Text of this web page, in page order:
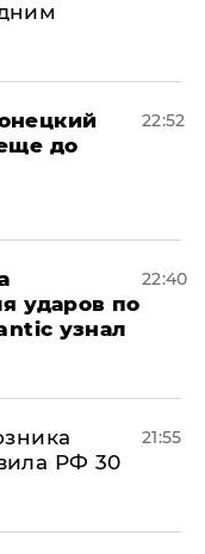
до
22:52
ударов по
узнал
22:40
РФ 30
21:55